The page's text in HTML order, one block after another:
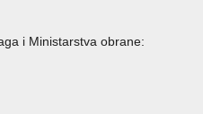
i Ministarstva obrane: